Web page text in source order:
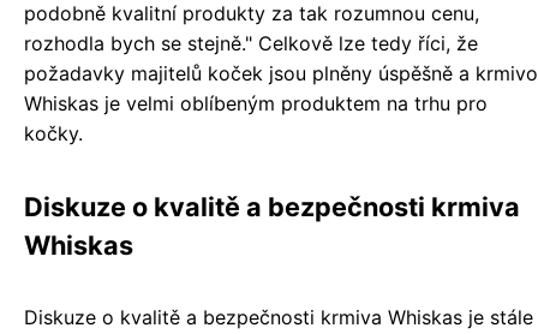
podobně kvalitní produkty za tak rozumnou cenu,
rozhodla bych se stejně." Celkově lze tedy říci, že
požadavky majitelů koček jsou plněny úspěšně a krmivo
Whiskas je velmi oblíbeným produktem na trhu pro
kočky.
Diskuze o kvalitě a bezpečnosti krmiva
Whiskas
Diskuze o kvalitě a bezpečnosti krmiva Whiskas je stále